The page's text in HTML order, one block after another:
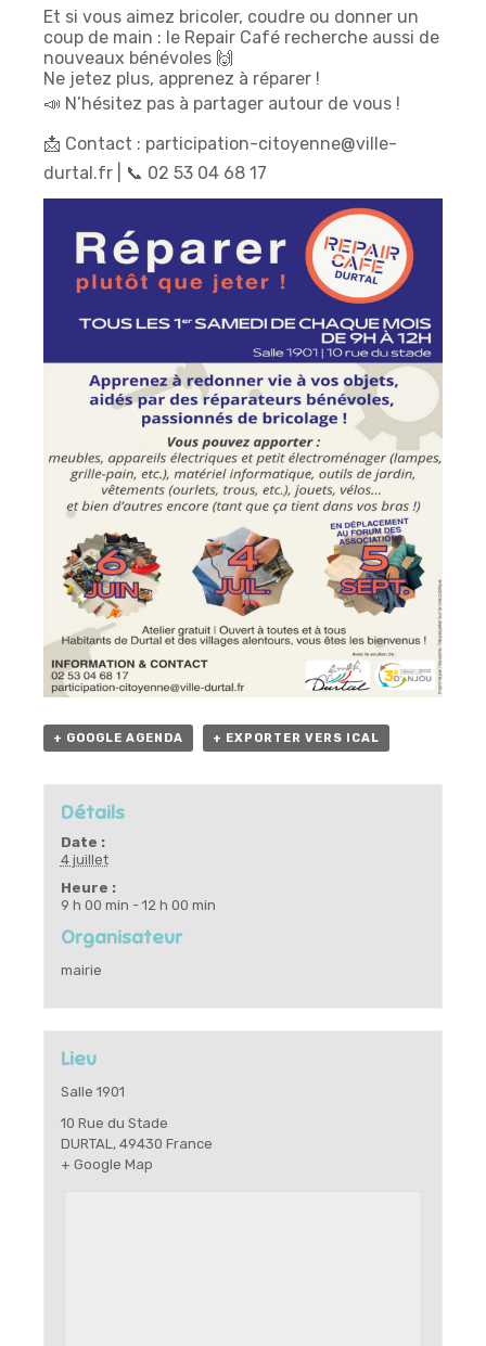
Et si vous aimez bricoler, coudre ou donner un
coup de main : le Repair Café recherche aussi de
nouveaux bénévoles 🙌
Ne jetez plus, apprenez à réparer !
📣 N’hésitez pas à partager autour de vous !
📩 Contact : participation-citoyenne@ville-
durtal.fr | 📞 02 53 04 68 17
+ GOOGLE AGENDA + EXPORTER VERS ICAL
Détails
Date :
4 juillet
Heure :
9 h 00 min - 12 h 00 min
Organisateur
mairie
Lieu
Salle 1901
10 Rue du Stade
DURTAL , 49430 France
+ Google Map